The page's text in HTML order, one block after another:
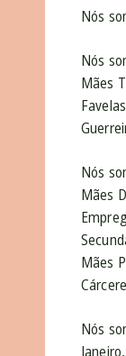
Nós
Nós
Mães
Nós
Mães
Mães
Nós